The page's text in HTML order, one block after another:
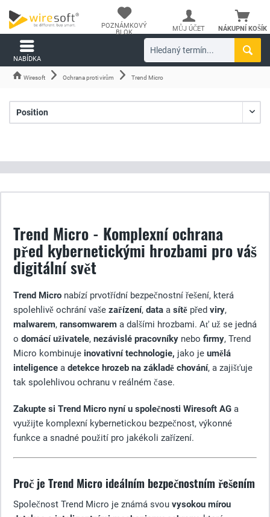
NÁKUPNÍ KOŠÍK
POZNÁMKOVÝ
BLOK
MŮJ ÚČET
NABÍDKA
Wiresoft Ochrana proti virům Trend Micro
Trend Micro - Komplexní ochrana
před kybernetickými hrozbami pro váš
digitální svět
Trend Micro nabízí prvotřídní bezpečnostní řešení, která
spolehlivě ochrání vaše zařízení, data a sítě před viry,
malwarem, ransomwarem a dalšími hrozbami. Ať už se jedná
o domácí uživatele, nezávislé pracovníky nebo firmy, Trend
Micro kombinuje inovativní technologie, jako je umělá
inteligence a detekce hrozeb na základě chování, a zajišťuje
tak spolehlivou ochranu v reálném čase.
Zakupte si Trend Micro nyní u společnosti Wiresoft AG a
využijte komplexní kybernetickou bezpečnost, výkonné
funkce a snadné použití pro jakékoli zařízení.
Proč je Trend Micro ideálním bezpečnostním řešením
Společnost Trend Micro je známá svou vysokou mírou